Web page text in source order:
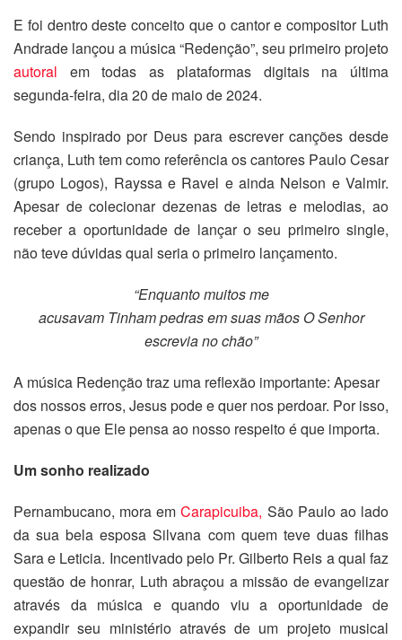
E foi dentro deste conceito que o cantor e compositor Luth
Andrade lançou a música “Redenção”, seu primeiro projeto
autoral em todas as plataformas digitais na última
segunda-feira, dia 20 de maio de 2024.
Sendo inspirado por Deus para escrever canções desde
criança, Luth tem como referência os cantores Paulo Cesar
(grupo Logos), Rayssa e Ravel e ainda Nelson e Valmir.
Apesar de colecionar dezenas de letras e melodias, ao
receber a oportunidade de lançar o seu primeiro single,
não teve dúvidas qual seria o primeiro lançamento.
“Enquanto muitos me
acusavam Tinham pedras em suas mãos O Senhor
escrevia no chão”
A música Redenção traz uma reflexão importante: Apesar
dos nossos erros, Jesus pode e quer nos perdoar. Por isso,
apenas o que Ele pensa ao nosso respeito é que importa.
Um sonho realizado
Pernambucano, mora emCarapicuiba, São Paulo ao lado
da sua bela esposa Silvana com quem teve duas filhas
Sara e Leticia. Incentivado pelo Pr. Gilberto Reis a qual faz
questão de honrar, Luth abraçou a missão de evangelizar
através da música e quando viu a oportunidade de
expandir seu ministério através de um projeto musical